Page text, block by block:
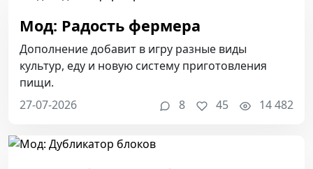
Мод: Радость фермера
Дополнение добавит в игру разные виды
культур, еду и новую систему приготовления
пищи.
27-07-2026
8 45 14 482